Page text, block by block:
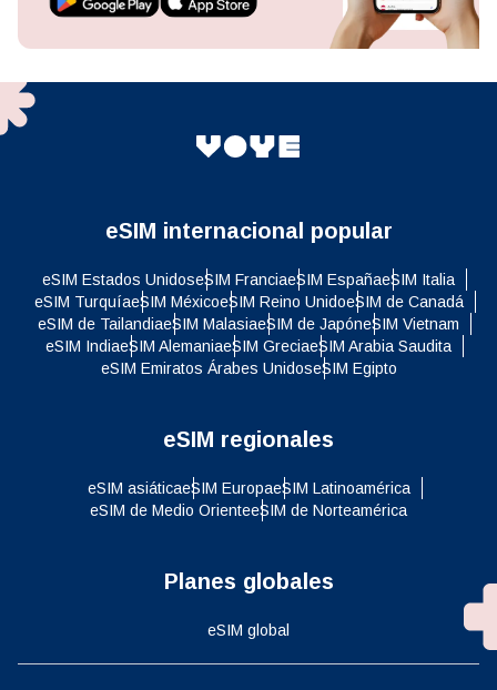
eSIM internacional popular
eSIM Estados UnidoseSIM FranciaeSIM EspañaeSIM Italia
eSIM TurquíaeSIM MéxicoeSIM Reino UnidoeSIM de Canadá
eSIM de TailandiaeSIM MalasiaeSIM de JapóneSIM Vietnam
eSIM IndiaeSIM AlemaniaeSIM GreciaeSIM Arabia Saudita
eSIM Emiratos Árabes UnidoseSIM Egipto
eSIM regionales
eSIM asiáticaeSIM EuropaeSIM Latinoamérica
eSIM de Medio OrienteeSIM de Norteamérica
Planes globales
eSIM global